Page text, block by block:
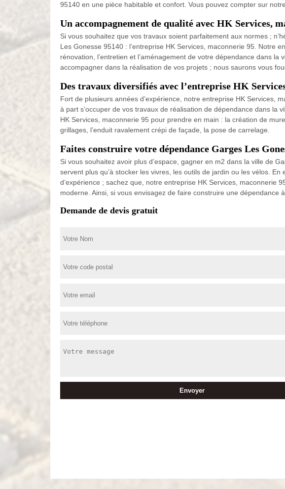
95140 en une pièce habitable et confort. Vous pouvez compter sur
Un accompagnement de qualité avec HK Services,
Si vous souhaitez que vos travaux soient parfaitement aux normes ;
Les Gonesse 95140 : l’entreprise HK Services, maconnerie 95. Notre
rénovation, l’entretien et l’aménagement de votre dépendance dans
accompagner dans la réalisation de vos projets ; nous saurons vous
Des travaux diversifiés avec l’entreprise HK
Fort de plusieurs années d’expérience, notre entreprise HK Services,
à part s’occuper de vos travaux de réalisation de dépendance dans
HK Services, maconnerie 95 pour prendre en main : la création de
grillages, l’enduit ravalement crépi de façade, la pose de carrelage.
Faites construire votre dépendance Garges Les
Si vous souhaitez avoir plus d’espace, gagner en m2 dans la ville de
servent plus qu’à stocker les vivres, les outils de jardin ou les vélos.
d’expérience ; sachez que, notre entreprise HK Services, maconnerie
moderne. Ainsi, si vous envisagez de faire construire une dépendance
Demande de devis gratuit